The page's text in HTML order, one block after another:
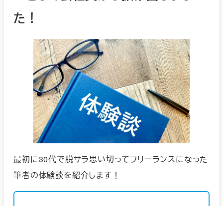
た！
最初に30代で脱サラ思い切ってフリーランスになった
筆者の体験談を紹介します！